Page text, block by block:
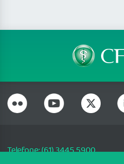
Telefone: (61) 3445 5900